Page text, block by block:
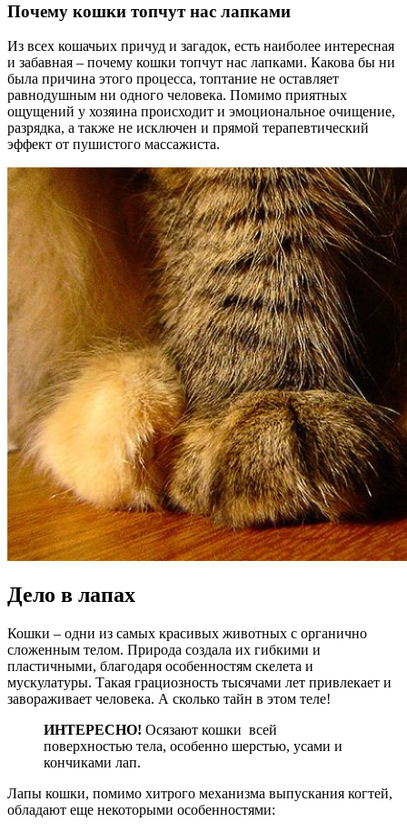
Почему кошки топчут нас лапками
Из всех кошачьих причуд и загадок, есть наиболее интересная
и забавная – почему кошки топчут нас лапками. Какова бы ни
была причина этого процесса, топтание не оставляет
равнодушным ни одного человека. Помимо приятных
ощущений у хозяина происходит и эмоциональное очищение,
разрядка, а также не исключен и прямой терапевтический
эффект от пушистого массажиста.
Дело в лапах
Кошки – одни из самых красивых животных с органично
сложенным телом. Природа создала их гибкими и
пластичными, благодаря особенностям скелета и
мускулатуры. Такая грациозность тысячами лет привлекает и
завораживает человека. А сколько тайн в этом теле!
ИНТЕРЕСНО! Осязают кошки всей
поверхностью тела, особенно шерстью, усами и
кончиками лап.
Лапы кошки, помимо хитрого механизма выпускания когтей,
обладают еще некоторыми особенностями: